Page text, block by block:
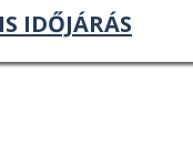
IDŐJÁRÁS